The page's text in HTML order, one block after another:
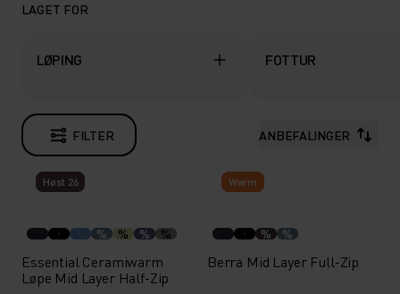
LAGET FOR
LØPING FOTTUR
FILTER ANBEFALINGER
Høst 26
% % % %
Essential Ceramiwarm
Løpe Mid Layer Half-Zip
Warm
% %
Berra Mid Layer Full-Zip